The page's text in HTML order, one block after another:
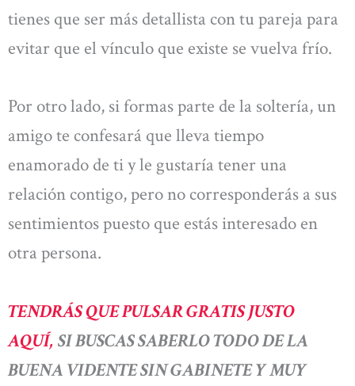
tienes que ser más detallista con tu pareja para
evitar que el vínculo que existe se vuelva frío.
Por otro lado, si formas parte de la soltería, un
amigo te confesará que lleva tiempo
enamorado de ti y le gustaría tener una
relación contigo, pero no corresponderás a sus
sentimientos puesto que estás interesado en
otra persona.
TENDRÁS QUE PULSAR GRATIS JUSTO
AQUÍ, SI BUSCAS SABERLO TODO DE LA
BUENA VIDENTE SIN GABINETE Y MUY